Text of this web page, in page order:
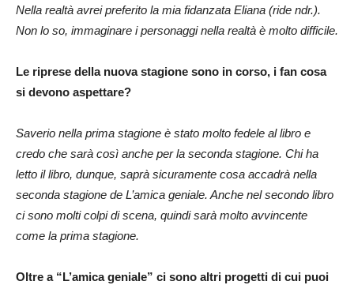
Nella realtà avrei preferito la mia fidanzata Eliana (ride ndr.).
Non lo so, immaginare i personaggi nella realtà è molto difficile.
Le riprese della nuova stagione sono in corso, i fan cosa
si devono aspettare?
Saverio nella prima stagione è stato molto fedele al libro e
credo che sarà così anche per la seconda stagione. Chi ha
letto il libro, dunque, saprà sicuramente cosa accadrà nella
seconda stagione de L’amica geniale. Anche nel secondo libro
ci sono molti colpi di scena, quindi sarà molto avvincente
come la prima stagione.
Oltre a “L’amica geniale” ci sono altri progetti di cui puoi